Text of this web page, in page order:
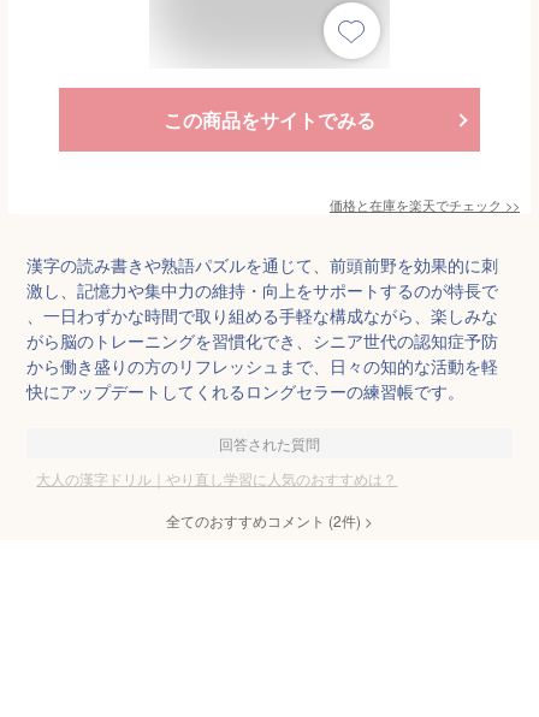
この商品をサイトでみる
価格と在庫を楽天でチェック >>
漢字の読み書きや熟語パズルを通じて、前頭前野を効果的に刺
激し、記憶力や集中力の維持・向上をサポートするのが特長で
、一日わずかな時間で取り組める手軽な構成ながら、楽しみな
がら脳のトレーニングを習慣化でき、シニア世代の認知症予防
から働き盛りの方のリフレッシュまで、日々の知的な活動を軽
快にアップデートしてくれるロングセラーの練習帳です。
回答された質問
大人の漢字ドリル｜やり直し学習に人気のおすすめは？
全てのおすすめコメント (2件) >